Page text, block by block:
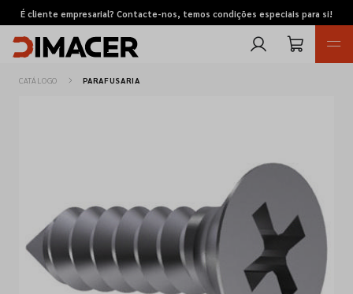
É cliente empresarial? Contacte-nos, temos condições especiais para si!
Retomas
Pedidos de cotação
CATÁLOGO PARAFUSARIA